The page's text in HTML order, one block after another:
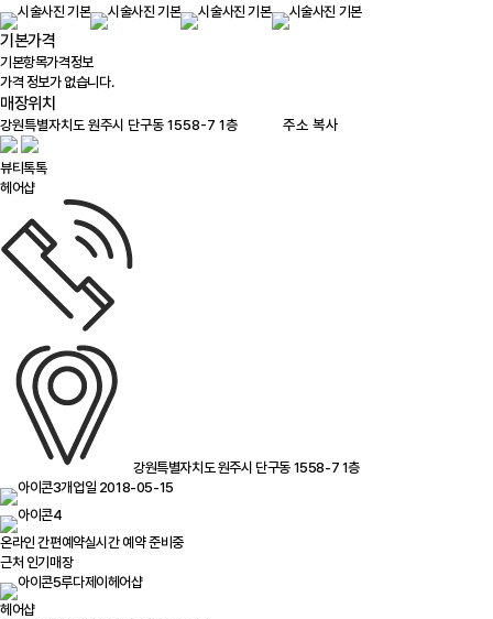
기본가격
기본항목가격정보
가격 정보가 없습니다.
매장위치
주소 복사
뷰티톡톡
헤어샵
강원특별자치도 원주시 단구동 1558-7 1층
개업일 2018-05-15
온라인 간편예약실시간 예약 준비중
근처 인기매장
루다제이헤어샵
헤어샵